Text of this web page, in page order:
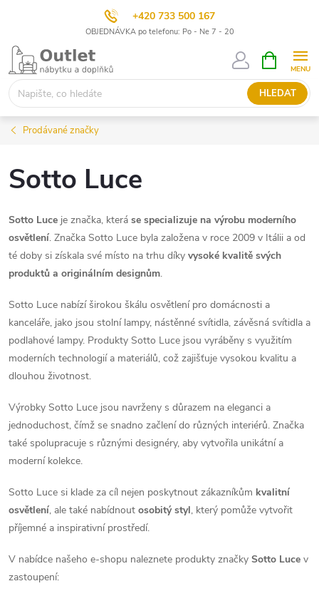
+420 733 500 167
OBJEDNÁVKA po telefonu: Po - Ne 7 - 20
Přejít
obsah
HLEDAT
NÁKUPNÍ
KOŠÍK
Prodávané značky
Sotto Luce
Sotto Luce je značka, která se specializuje na výrobu moderního
osvětlení. Značka Sotto Luce byla založena v roce 2009 v Itálii a od
té doby si získala své místo na trhu díky vysoké kvalitě svých
produktů a originálním designům.
Sotto Luce nabízí širokou škálu osvětlení pro domácnosti a
kanceláře, jako jsou stolní lampy, nástěnné svítidla, závěsná svítidla a
podlahové lampy. Produkty Sotto Luce jsou vyráběny s využitím
moderních technologií a materiálů, což zajišťuje vysokou kvalitu a
dlouhou životnost.
Výrobky Sotto Luce jsou navrženy s důrazem na eleganci a
jednoduchost, čímž se snadno začlení do různých interiérů. Značka
také spolupracuje s různými designéry, aby vytvořila unikátní a
moderní kolekce.
Sotto Luce si klade za cíl nejen poskytnout zákazníkům kvalitní
osvětlení, ale také nabídnout osobitý styl, který pomůže vytvořit
příjemné a inspirativní prostředí.
V nabídce našeho e-shopu naleznete produkty značky Sotto Luce v
zastoupení: